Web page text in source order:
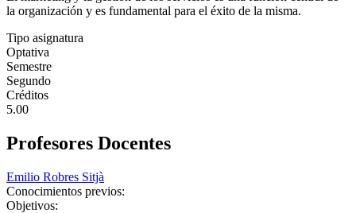
la organización y es fundamental para el éxito de la misma.
Tipo asignatura
Optativa
Semestre
Segundo
Créditos
5.00
Profesores Docentes
Emilio Robres Sitjà
Conocimientos previos:
Objetivos: